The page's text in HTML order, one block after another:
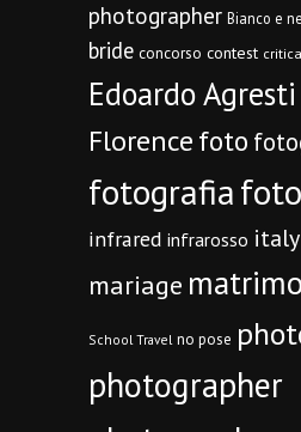
photographer Bianco e
bride concorso contest critica
Edoardo Agresti
Florencefoto
fotografia
infrared infrarosso italy
mariage
School Travel no pose
photographer